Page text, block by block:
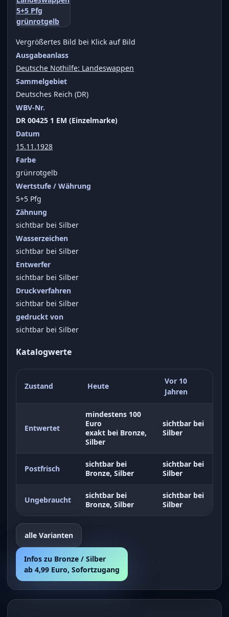
Vergrößertes Bild bei Klick auf Bild
Ausgabeanlass
Deutsche Nothilfe: Landeswappen
Sammelgebiet
Deutsches Reich (DR)
WBV-Nr.
DR 00425 1 EM (Einzelmarke)
Datum
15.11.1928
Farbe
grünrotgelb
Wertstufe / Währung
5+5 Pfg
Zähnung
sichtbar bei Silber
Wasserzeichen
sichtbar bei Silber
Entwerfer
sichtbar bei Silber
Druckverfahren
sichtbar bei Silber
gedruckt von
sichtbar bei Silber
Katalogwerte
Zustand Heute
Vor 10
Jahren
Entwertet
mindestens 100
Euro
exakt bei Bronze,
Silber
sichtbar bei
Silber
Postfrisch
sichtbar bei
Bronze, Silber
sichtbar bei
Silber
Ungebraucht
sichtbar bei
Bronze, Silber
sichtbar bei
Silber
alle Varianten
Infos zu Bronze / Silber
ab 4,99 Euro, Sofortzugang